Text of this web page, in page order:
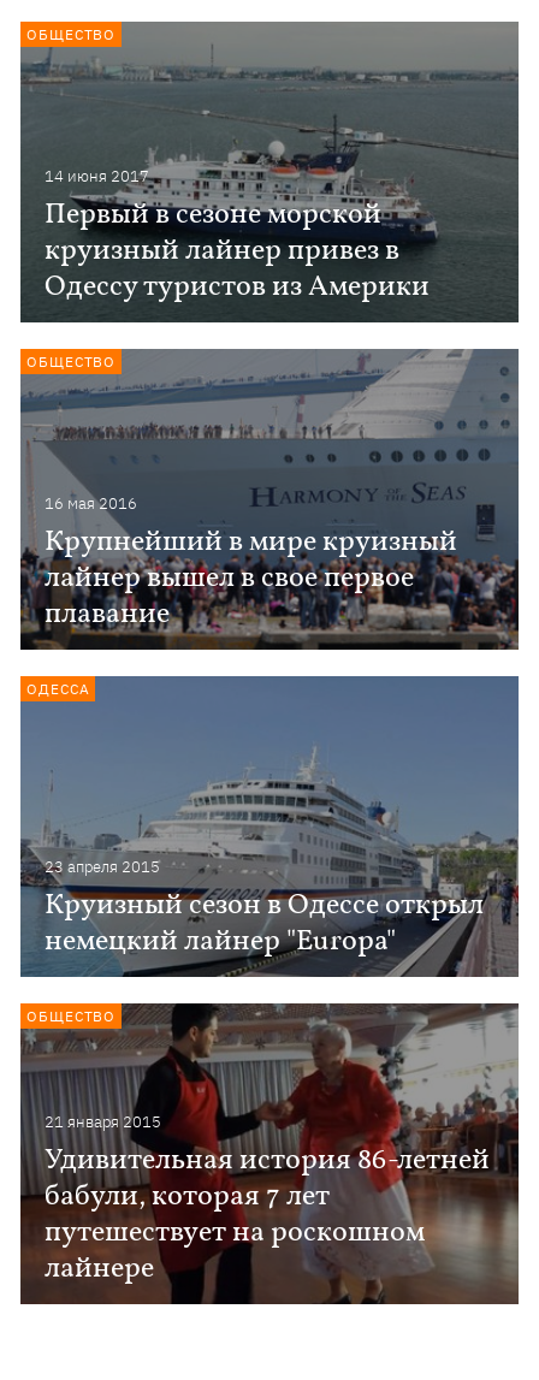
14 июня 2017
Первый в сезоне морской
круизный лайнер привез в
Одессу туристов из Америки
ОБЩЕСТВО
16 мая 2016
Крупнейший в мире круизный
лайнер вышел в свое первое
плавание
ОБЩЕСТВО
23 апреля 2015
Круизный сезон в Одессе открыл
немецкий лайнер "Europa"
ОДЕССА
21 января 2015
Удивительная история 86-летней
бабули, которая 7 лет
путешествует на роскошном
лайнере
ОБЩЕСТВО